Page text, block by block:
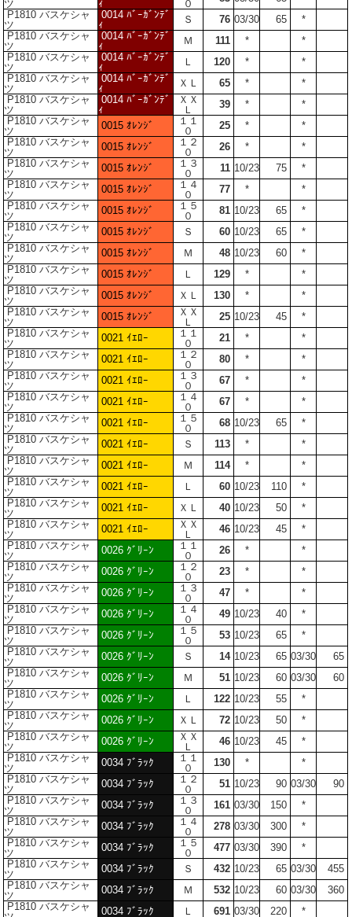
ツ
ｨ
０
P1810 バスケシャ
ツ
0014 ﾊﾞｰｶﾞﾝﾃﾞ
ｨ
Ｓ 76 03/30 65
*
P1810 バスケシャ
ツ
0014 ﾊﾞｰｶﾞﾝﾃﾞ
ｨ
Ｍ 111 *
*
P1810 バスケシャ
ツ
0014 ﾊﾞｰｶﾞﾝﾃﾞ
ｨ
Ｌ 120 *
*
P1810 バスケシャ
ツ
0014 ﾊﾞｰｶﾞﾝﾃﾞ
ｨ
ＸＬ 65 *
*
P1810 バスケシャ
ツ
0014 ﾊﾞｰｶﾞﾝﾃﾞ
ｨ
ＸＸ
Ｌ
39 *
*
P1810 バスケシャ
ツ
0015 ｵﾚﾝｼﾞ
１１
０
25 *
*
P1810 バスケシャ
ツ
0015 ｵﾚﾝｼﾞ
１２
０
26 *
*
P1810 バスケシャ
ツ
0015 ｵﾚﾝｼﾞ
１３
０
11 10/23 75
*
P1810 バスケシャ
ツ
0015 ｵﾚﾝｼﾞ
１４
０
77 *
*
P1810 バスケシャ
ツ
0015 ｵﾚﾝｼﾞ
１５
０
81 10/23 65
*
P1810 バスケシャ
ツ
0015 ｵﾚﾝｼﾞ Ｓ 60 10/23 65
*
P1810 バスケシャ
ツ
0015 ｵﾚﾝｼﾞ Ｍ 48 10/23 60
*
P1810 バスケシャ
ツ
0015 ｵﾚﾝｼﾞ Ｌ 129 *
*
P1810 バスケシャ
ツ
0015 ｵﾚﾝｼﾞ ＸＬ 130 *
*
P1810 バスケシャ
ツ
0015 ｵﾚﾝｼﾞ
ＸＸ
Ｌ
25 10/23 45
*
P1810 バスケシャ
ツ
0021 ｲｴﾛｰ
１１
０
21 *
*
P1810 バスケシャ
ツ
0021 ｲｴﾛｰ
１２
０
80 *
*
P1810 バスケシャ
ツ
0021 ｲｴﾛｰ
１３
０
67 *
*
P1810 バスケシャ
ツ
0021 ｲｴﾛｰ
１４
０
67 *
*
P1810 バスケシャ
ツ
0021 ｲｴﾛｰ
１５
０
68 10/23 65
*
P1810 バスケシャ
ツ
0021 ｲｴﾛｰ Ｓ 113 *
*
P1810 バスケシャ
ツ
0021 ｲｴﾛｰ Ｍ 114 *
*
P1810 バスケシャ
ツ
0021 ｲｴﾛｰ Ｌ 60 10/23 110
*
P1810 バスケシャ
ツ
0021 ｲｴﾛｰ ＸＬ 40 10/23 50
*
P1810 バスケシャ
ツ
0021 ｲｴﾛｰ
ＸＸ
Ｌ
46 10/23 45
*
P1810 バスケシャ
ツ
0026 ｸﾞﾘｰﾝ
１１
０
26 *
*
P1810 バスケシャ
ツ
0026 ｸﾞﾘｰﾝ
１２
０
23 *
*
P1810 バスケシャ
ツ
0026 ｸﾞﾘｰﾝ
１３
０
47 *
*
P1810 バスケシャ
ツ
0026 ｸﾞﾘｰﾝ
１４
０
49 10/23 40
*
P1810 バスケシャ
ツ
0026 ｸﾞﾘｰﾝ
１５
０
53 10/23 65
*
P1810 バスケシャ
ツ
0026 ｸﾞﾘｰﾝ Ｓ 14 10/23 65 03/30
65
P1810 バスケシャ
ツ
0026 ｸﾞﾘｰﾝ Ｍ 51 10/23 60 03/30
60
P1810 バスケシャ
ツ
0026 ｸﾞﾘｰﾝ Ｌ 122 10/23 55
*
P1810 バスケシャ
ツ
0026 ｸﾞﾘｰﾝ ＸＬ 72 10/23 50
*
P1810 バスケシャ
ツ
0026 ｸﾞﾘｰﾝ
ＸＸ
Ｌ
46 10/23 45
*
P1810 バスケシャ
ツ
0034 ﾌﾞﾗｯｸ
１１
０
130 *
*
P1810 バスケシャ
ツ
0034 ﾌﾞﾗｯｸ
１２
０
51 10/23 90 03/30
90
P1810 バスケシャ
ツ
0034 ﾌﾞﾗｯｸ
１３
０
161 03/30 150
*
P1810 バスケシャ
ツ
0034 ﾌﾞﾗｯｸ
１４
０
278 03/30 300
*
P1810 バスケシャ
ツ
0034 ﾌﾞﾗｯｸ
１５
０
477 03/30 390
*
P1810 バスケシャ
ツ
0034 ﾌﾞﾗｯｸ Ｓ 432 10/23 65 03/30
455
P1810 バスケシャ
ツ
0034 ﾌﾞﾗｯｸ Ｍ 532 10/23 60 03/30
360
P1810 バスケシャ
0034 ﾌﾞﾗｯｸ Ｌ 691 03/30 220 *